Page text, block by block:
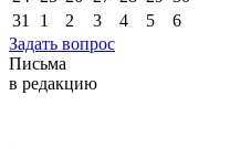
31
1 2 3 4 5
6
Задать вопрос
Письма
в редакцию